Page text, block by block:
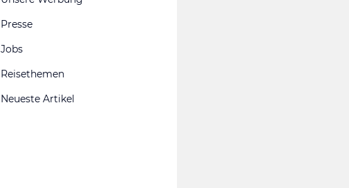
Presse
Jobs
Reisethemen
Neueste Artikel